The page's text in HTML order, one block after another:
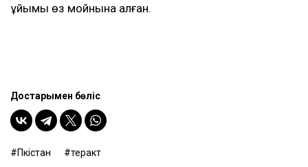
ұйымы өз мойнына алған.
Достарыңмен бөліс
Пәкістан теракт